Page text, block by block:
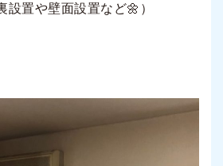
設置や壁面設置など🌼）